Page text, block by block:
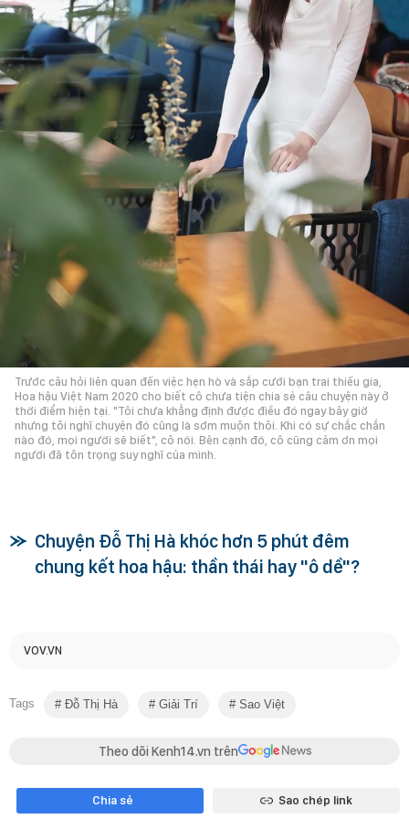
Trước câu hỏi liên quan đến việc hẹn hò và sắp cưới bạn trai thiếu gia,
Hoa hậu Việt Nam 2020 cho biết cô chưa tiện chia sẻ câu chuyện này ở
thời điểm hiện tại. "Tôi chưa khẳng định được điều đó ngay bây giờ
nhưng tôi nghĩ chuyện đó cũng là sớm muộn thôi. Khi có sự chắc chắn
nào đó, mọi người sẽ biết", cô nói. Bên cạnh đó, cô cũng cảm ơn mọi
người đã tôn trọng suy nghĩ của mình.
Chuyện Đỗ Thị Hà khóc hơn 5 phút đêm
chung kết hoa hậu: thần thái hay "ô dề"?
VOV.VN
Tags Đỗ Thị Hà Giải Trí Sao Việt
Theo dõi Kenh14.vn trên
Chia sẻ Sao chép link